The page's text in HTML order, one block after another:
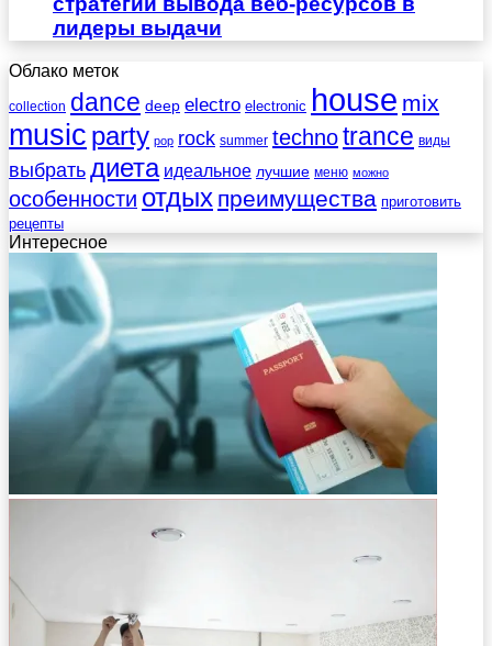
лидеры выдачи
Облако меток
collection dance deep electro electronic house mix
music party pop rock summer technotrance виды
выбратьдиета идеальное лучшие меню можно
особенности отдых преимущества приготовить
рецепты
Интересное